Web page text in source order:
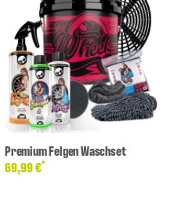
Premium Felgen Waschset
69,99 €*